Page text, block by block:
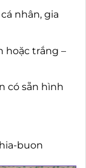
nhân, gia
hoặc trắng –
có sẵn hình
buon